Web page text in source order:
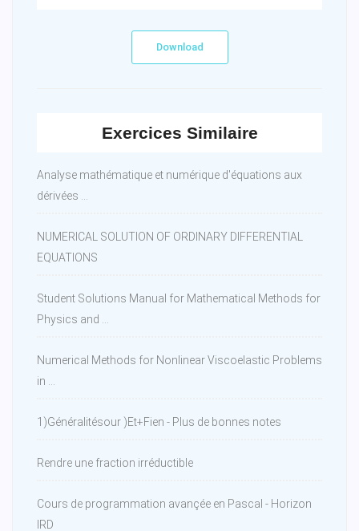
Download
Exercices Similaire
Analyse mathématique et numérique d'équations aux
dérivées ...
NUMERICAL SOLUTION OF ORDINARY DIFFERENTIAL
EQUATIONS
Student Solutions Manual for Mathematical Methods for
Physics and ...
Numerical Methods for Nonlinear Viscoelastic Problems
in ...
1)Généralitésour )Et+Fien - Plus de bonnes notes
Rendre une fraction irréductible
Cours de programmation avançée en Pascal - Horizon
IRD